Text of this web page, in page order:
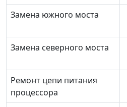
Замена южного моста
Замена северного моста
Ремонт цепи питания
процессора